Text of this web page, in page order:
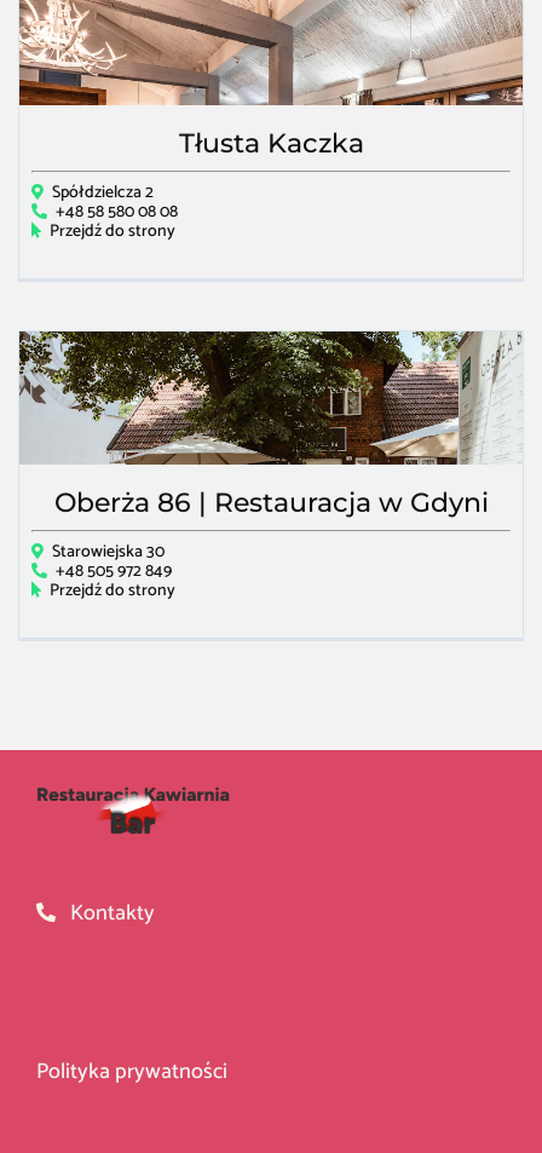
Tłusta Kaczka
Spółdzielcza 2
+48 58 580 08 08
Przejdź do strony
Oberża 86 | Restauracja w Gdyni
Starowiejska 30
+48 505 972 849
Przejdź do strony
Kontakty
Polityka prywatności